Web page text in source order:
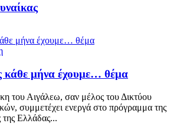
κάθε μήνα έχουμε… θέμα
του Αιγάλεω, σαν μέλος του Δικτύου
συμμετέχει ενεργά στο πρόγραμμα της
της Ελλάδας...